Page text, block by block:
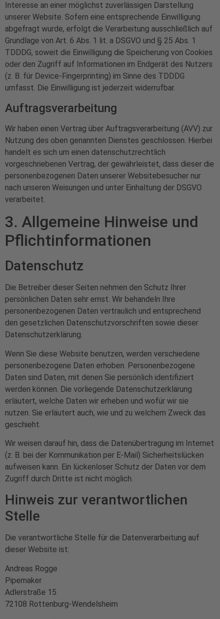
Interesse an einer möglichst zuverlässigen Darstellung
unserer Website. Sofern eine entsprechende Einwilligung
abgefragt wurde, erfolgt die Verarbeitung ausschließlich auf
Grundlage von Art. 6 Abs. 1 lit. a DSGVO und § 25 Abs. 1
TDDDG, soweit die Einwilligung die Speicherung von Cookies
oder den Zugriff auf Informationen im Endgerät des Nutzers
(z. B. für Device-Fingerprinting) im Sinne des TDDDG
umfasst. Die Einwilligung ist jederzeit widerrufbar.
Auftragsverarbeitung
Wir haben einen Vertrag über Auftragsverarbeitung (AVV) zur
Nutzung des oben genannten Dienstes geschlossen. Hierbei
handelt es sich um einen datenschutzrechtlich
vorgeschriebenen Vertrag, der gewährleistet, dass dieser die
personenbezogenen Daten unserer Websitebesucher nur
nach unseren Weisungen und unter Einhaltung der DSGVO
verarbeitet.
3. Allgemeine Hinweise und
Pflicht­informationen
Datenschutz
Die Betreiber dieser Seiten nehmen den Schutz Ihrer
persönlichen Daten sehr ernst. Wir behandeln Ihre
personenbezogenen Daten vertraulich und entsprechend
den gesetzlichen Datenschutzvorschriften sowie dieser
Datenschutzerklärung.
Wenn Sie diese Website benutzen, werden verschiedene
personenbezogene Daten erhoben. Personenbezogene
Daten sind Daten, mit denen Sie persönlich identifiziert
werden können. Die vorliegende Datenschutzerklärung
erläutert, welche Daten wir erheben und wofür wir sie
nutzen. Sie erläutert auch, wie und zu welchem Zweck das
geschieht.
Wir weisen darauf hin, dass die Datenübertragung im Internet
(z. B. bei der Kommunikation per E-Mail) Sicherheitslücken
aufweisen kann. Ein lückenloser Schutz der Daten vor dem
Zugriff durch Dritte ist nicht möglich.
Hinweis zur verantwortlichen
Stelle
Die verantwortliche Stelle für die Datenverarbeitung auf
dieser Website ist:
Andreas Rogge
Pipemaker
Adlerstraße 15
72108 Rottenburg-Wendelsheim